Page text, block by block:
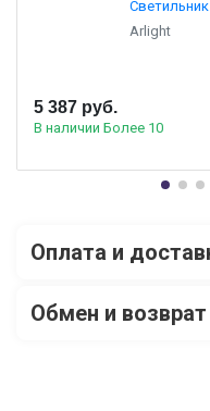
Arlight
5 387 руб.
В наличии Более 10
Оплата и
Обмен и возврат